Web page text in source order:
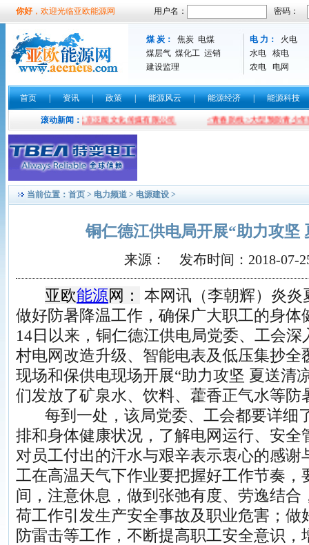
你好，欢迎光临亚欧能源网 用户名： 密码：
煤 炭： 焦炭 电煤
煤层气 煤化工 运销
建设监理
电 力：
火电
水电
核电
农电
电网
首页 | 资讯 | 政策 | 能源风云 | 能源经济 | 能源科技
滚动新闻：北京泛能文化传媒有限公司 <青春防线>大型预防青少年犯
当前位置： 首页 > 电力频道 > 电源建设 >
铜仁德江供电局开展“助力攻坚
来源： 发布时间：2018-07-
亚欧能源网：
本网讯（李朝辉）炎
做好防暑降温工作，确保广大职工的身体
14日以来，铜仁德江供电局党委、工会深
村电网改造升级、智能电表及低压集抄全
现场和保供电现场开展“助力攻坚 夏送清
们发放了矿泉水、饮料、藿香正气水等防
每到一处，该局党委、工会都要详细
排和身体健康状况，了解电网运行、安全
对员工付出的汗水与艰辛表示衷心的感谢
工在高温天气下作业要把握好工作节奏，
间，注意休息，做到张弛有度、劳逸结合
荷工作引发生产安全事故及职业危害；做
防雷击等工作，不断提高职工安全意识，